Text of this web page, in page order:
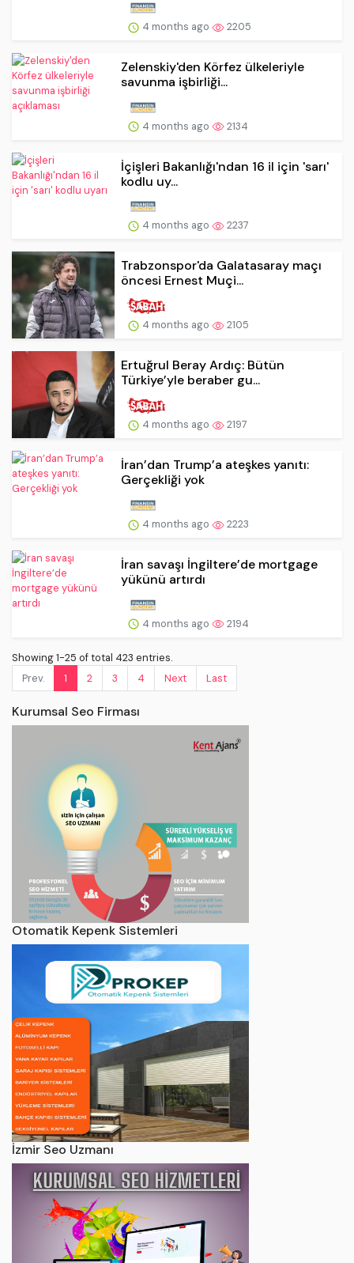
4 months ago 2205
Zelenskiy'den Körfez ülkeleriyle
savunma işbirliği...
4 months ago 2134
İçişleri Bakanlığı'ndan 16 il için 'sarı'
kodlu uy...
4 months ago 2237
Trabzonspor'da Galatasaray maçı
öncesi Ernest Muçi...
4 months ago 2105
Ertuğrul Beray Ardıç: Bütün
Türkiye’yle beraber gu...
4 months ago 2197
İran’dan Trump’a ateşkes yanıtı:
Gerçekliği yok
4 months ago 2223
İran savaşı İngiltere’de mortgage
yükünü artırdı
4 months ago 2194
Showing 1-25 of total 423 entries.
Prev.
1 2 3 4 Next Last
Kurumsal Seo Firması
Otomatik Kepenk Sistemleri
İzmir Seo Uzmanı